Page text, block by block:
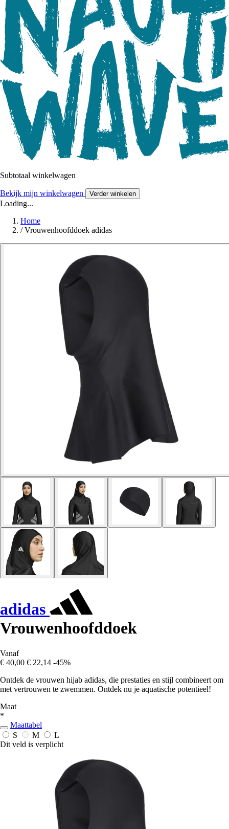
Subtotaal winkelwagen
Bekijk mijn winkelwagen Verder winkelen
Loading...
Home
/ Vrouwenhoofddoek adidas
adidas
Vrouwenhoofddoek
Vanaf
€ 40,00 € 22,14 -45%
Ontdek de vrouwen hijab adidas, die prestaties en stijl combineert om
met vertrouwen te zwemmen. Ontdek nu je aquatische potentieel!
Maat
*
Maattabel
S
M
L
Dit veld is verplicht